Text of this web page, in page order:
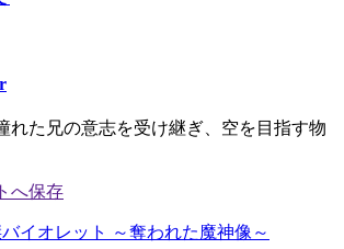
れた兄の意志を受け継ぎ、空を目指す物